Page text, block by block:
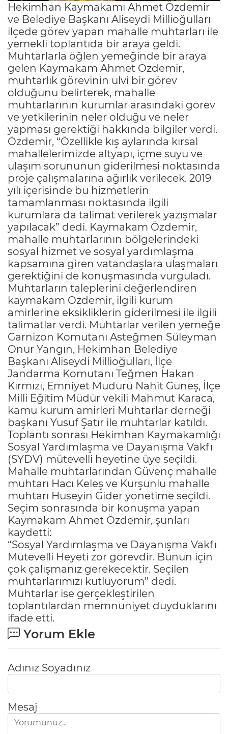
Hekimhan Kaymakamı Ahmet Özdemir
ve Belediye Başkanı Aliseydi Millioğulları
ilçede görev yapan mahalle muhtarları ile
yemekli toplantıda bir araya geldi.
Muhtarlarla öğlen yemeğinde bir araya
gelen Kaymakam Ahmet Özdemir,
muhtarlık görevinin ulvi bir görev
olduğunu belirterek, mahalle
muhtarlarının kurumlar arasındaki görev
ve yetkilerinin neler olduğu ve neler
yapması gerektiği hakkında bilgiler verdi.
Özdemir, “Özellikle kış aylarında kırsal
mahallelerimizde altyapı, içme suyu ve
ulaşım sorununun giderilmesi noktasında
proje çalışmalarına ağırlık verilecek. 2019
yılı içerisinde bu hizmetlerin
tamamlanması noktasında ilgili
kurumlara da talimat verilerek yazışmalar
yapılacak” dedi. Kaymakam Özdemir,
mahalle muhtarlarının bölgelerindeki
sosyal hizmet ve sosyal yardımlaşma
kapsamına giren vatandaşlara ulaşmaları
gerektiğini de konuşmasında vurguladı.
Muhtarların taleplerini değerlendiren
kaymakam Özdemir, ilgili kurum
amirlerine eksikliklerin giderilmesi ile ilgili
talimatlar verdi. Muhtarlar verilen yemeğe
Garnizon Komutanı Asteğmen Süleyman
Onur Yangın, Hekimhan Belediye
Başkanı Aliseydi Millioğulları, İlçe
Jandarma Komutanı Teğmen Hakan
Kırmızı, Emniyet Müdürü Nahit Güneş, İlçe
Milli Eğitim Müdür vekili Mahmut Karaca,
kamu kurum amirleri Muhtarlar derneği
başkanı Yusuf Şatır ile muhtarlar katıldı.
Toplantı sonrası Hekimhan Kaymakamlığı
Sosyal Yardımlaşma ve Dayanışma Vakfı
(SYDV) mütevelli heyetine üye seçildi.
Mahalle muhtarlarından Güvenç mahalle
muhtarı Hacı Keleş ve Kurşunlu mahalle
muhtarı Hüseyin Gider yönetime seçildi.
Seçim sonrasında bir konuşma yapan
Kaymakam Ahmet Özdemir, şunları
kaydetti:
“Sosyal Yardımlaşma ve Dayanışma Vakfı
Mütevelli Heyeti zor görevdir. Bunun için
çok çalışmanız gerekecektir. Seçilen
muhtarlarımızı kutluyorum” dedi.
Muhtarlar ise gerçekleştirilen
toplantılardan memnuniyet duyduklarını
ifade etti.
Yorum Ekle
Adınız Soyadınız
Mesaj